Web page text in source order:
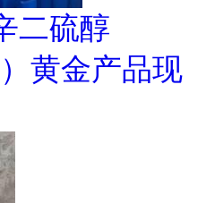
二硫醇
黄金产品现